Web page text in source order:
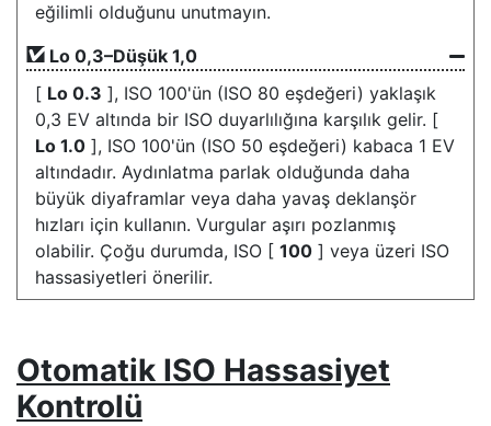
eğilimli olduğunu unutmayın.
Lo 0,3–Düşük 1,0
[ Lo 0.3 ], ISO 100'ün (ISO 80 eşdeğeri) yaklaşık
0,3 EV altında bir ISO duyarlılığına karşılık gelir. [
Lo 1.0 ], ISO 100'ün (ISO 50 eşdeğeri) kabaca 1 EV
altındadır. Aydınlatma parlak olduğunda daha
büyük diyaframlar veya daha yavaş deklanşör
hızları için kullanın. Vurgular aşırı pozlanmış
olabilir. Çoğu durumda, ISO [ 100 ] veya üzeri ISO
hassasiyetleri önerilir.
Otomatik ISO Hassasiyet
Kontrolü